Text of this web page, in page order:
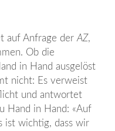
auf Anfrage der AZ,
Ob die
in Hand ausgelöst
nicht: Es verweist
und antwortet
Hand in Hand: «Auf
ist wichtig, dass wir